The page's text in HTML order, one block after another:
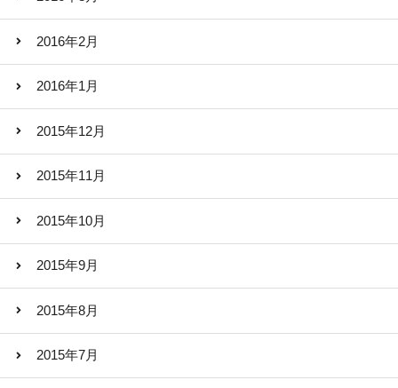
2016年2月
2016年1月
2015年12月
2015年11月
2015年10月
2015年9月
2015年8月
2015年7月